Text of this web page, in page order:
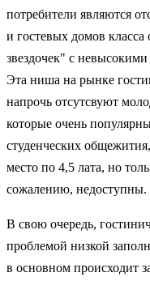
потребители являются
и гостевых домов
звездочек" с
Эта ниша на рынке
напрочь отсутсвуют
которые очень
студенческих
место по 4,5 лата, но
сожалению, недоступны.
В свою очередь,
проблемой низкой
в основном происходит